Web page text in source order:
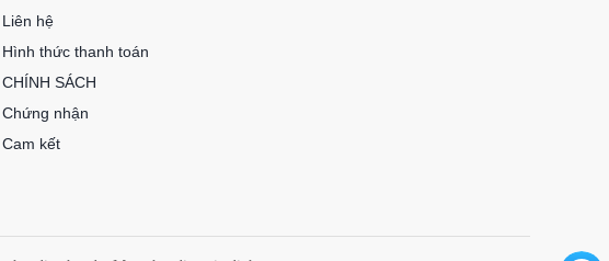
Liên hệ
Hình thức thanh toán
CHÍNH SÁCH
Chứng nhận
Cam kết